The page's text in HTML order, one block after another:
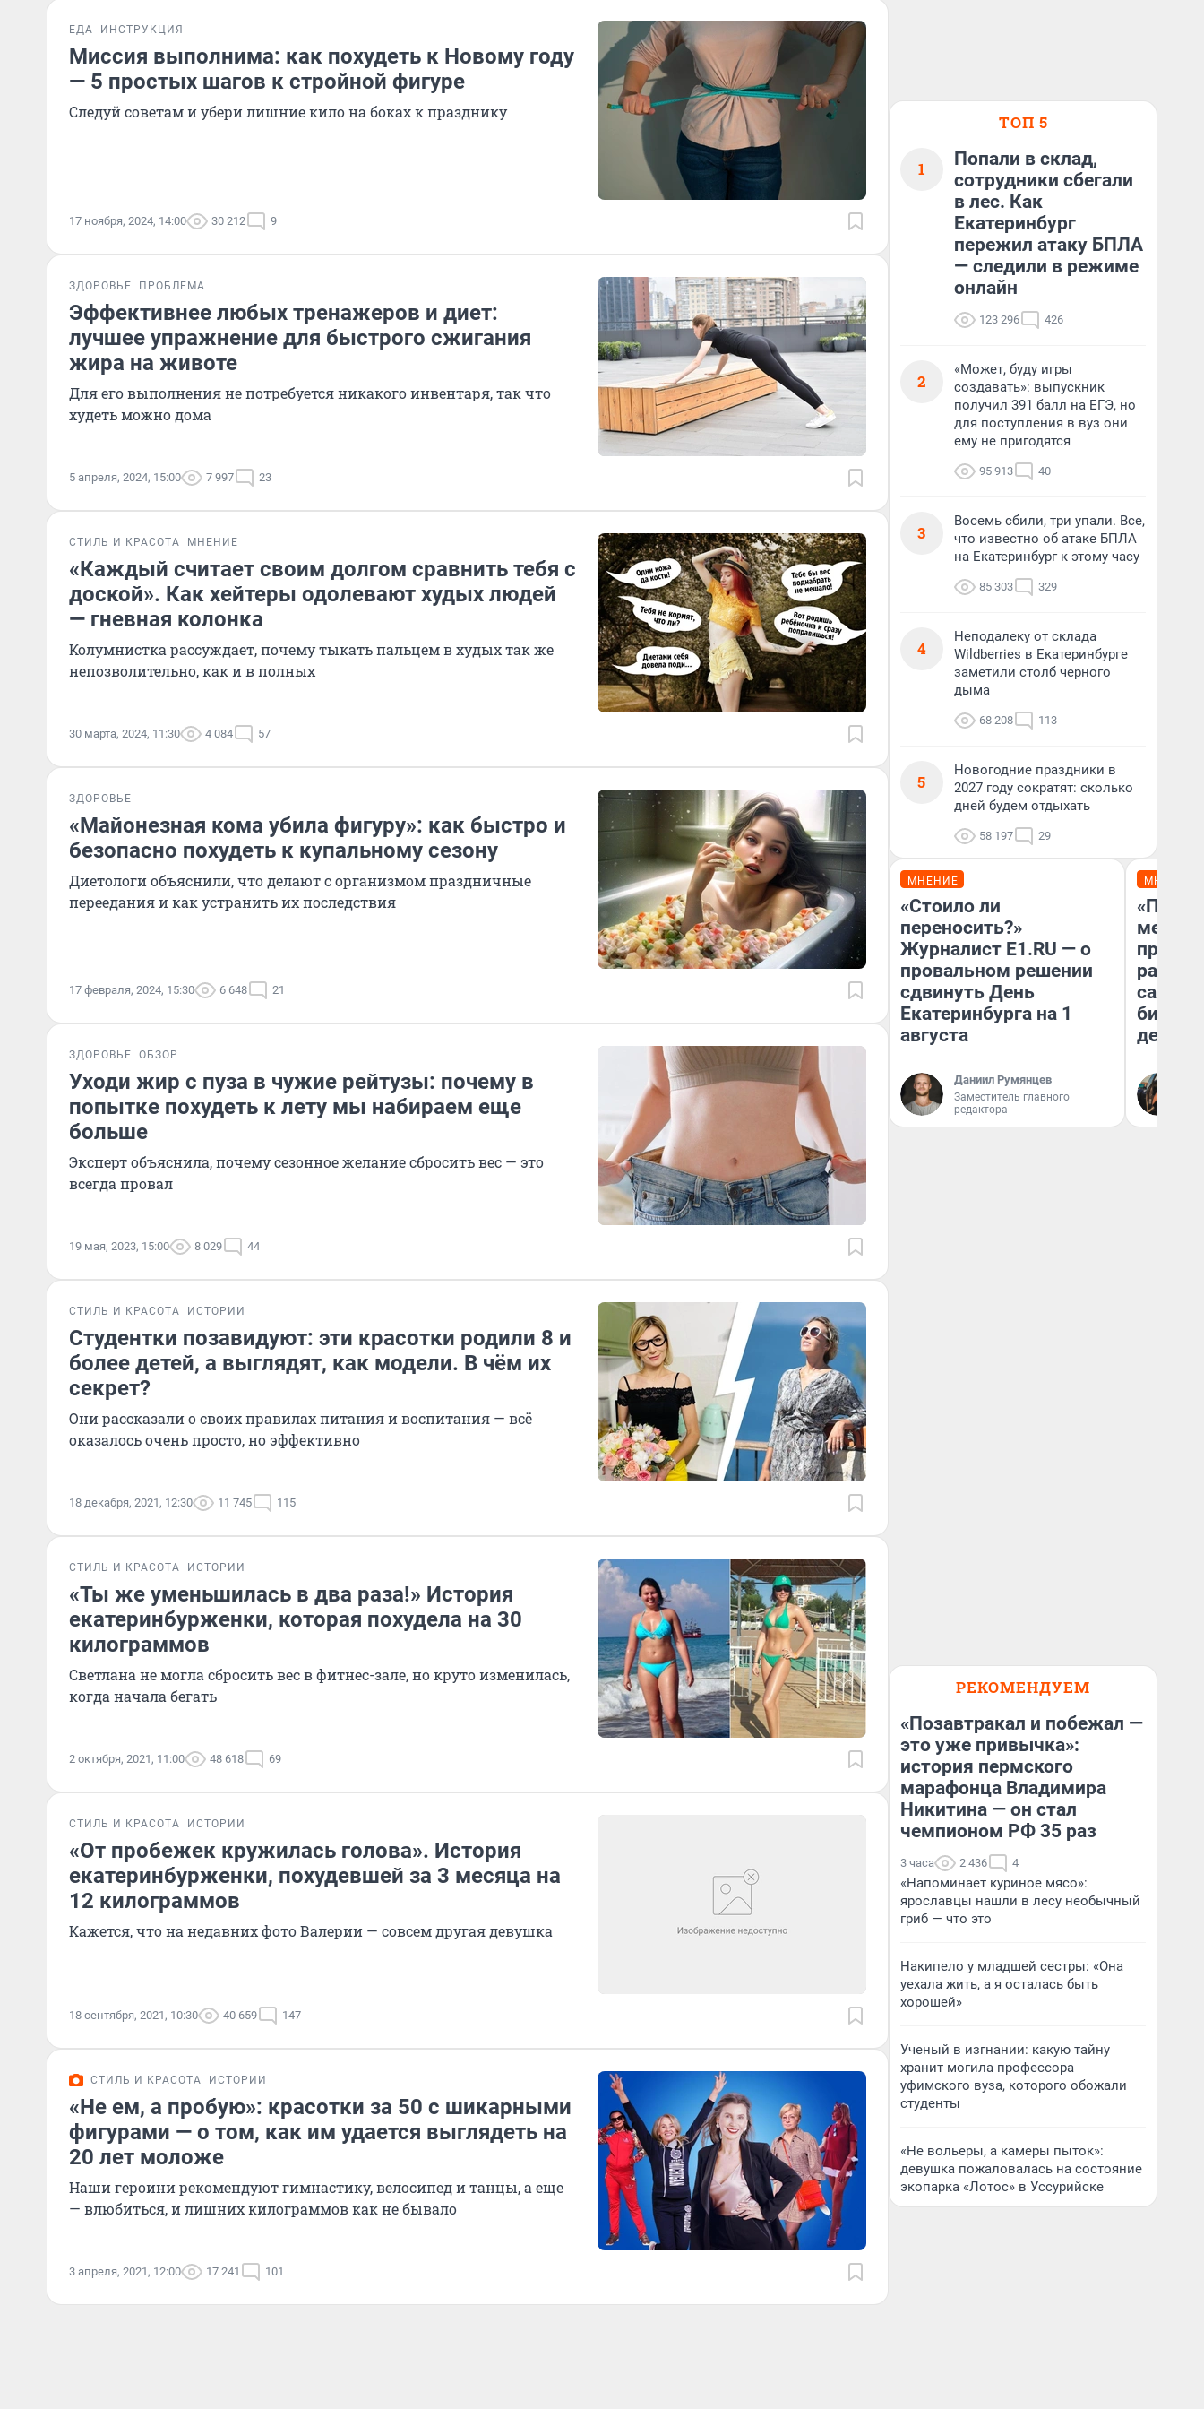
ЕДА ИНСТРУКЦИЯ
Миссия выполнима: как похудеть к Новому году
— 5 простых шагов к стройной фигуре
Следуй советам и убери лишние кило на боках к празднику
17 ноября, 2024, 14:00 30 212 9
ЗДОРОВЬЕ ПРОБЛЕМА
Эффективнее любых тренажеров и диет:
лучшее упражнение для быстрого сжигания
жира на животе
Для его выполнения не потребуется никакого инвентаря, так что
худеть можно дома
5 апреля, 2024, 15:00 7 997 23
СТИЛЬ И КРАСОТА МНЕНИЕ
«Каждый считает своим долгом сравнить тебя с
доской». Как хейтеры одолевают худых людей
— гневная колонка
Колумнистка рассуждает, почему тыкать пальцем в худых так же
непозволительно, как и в полных
30 марта, 2024, 11:30 4 084 57
ЗДОРОВЬЕ
«Майонезная кома убила фигуру»: как быстро и
безопасно похудеть к купальному сезону
Диетологи объяснили, что делают с организмом праздничные
переедания и как устранить их последствия
17 февраля, 2024, 15:30 6 648 21
ЗДОРОВЬЕ ОБЗОР
Уходи жир с пуза в чужие рейтузы: почему в
попытке похудеть к лету мы набираем еще
больше
Эксперт объяснила, почему сезонное желание сбросить вес — это
всегда провал
19 мая, 2023, 15:00 8 029 44
СТИЛЬ И КРАСОТА ИСТОРИИ
Студентки позавидуют: эти красотки родили 8 и
более детей, а выглядят, как модели. В чём их
секрет?
Они рассказали о своих правилах питания и воспитания — всё
оказалось очень просто, но эффективно
18 декабря, 2021, 12:30 11 745 115
СТИЛЬ И КРАСОТА ИСТОРИИ
«Ты же уменьшилась в два раза!» История
екатеринбурженки, которая похудела на 30
килограммов
Светлана не могла сбросить вес в фитнес-зале, но круто изменилась,
когда начала бегать
2 октября, 2021, 11:00 48 618 69
СТИЛЬ И КРАСОТА ИСТОРИИ
«От пробежек кружилась голова». История
екатеринбурженки, похудевшей за 3 месяца на
12 килограммов
Кажется, что на недавних фото Валерии — совсем другая девушка
18 сентября, 2021, 10:30 40 659 147
СТИЛЬ И КРАСОТА ИСТОРИИ
«Не ем, а пробую»: красотки за 50 с шикарными
фигурами — о том, как им удается выглядеть на
20 лет моложе
Наши героини рекомендуют гимнастику, велосипед и танцы, а еще
— влюбиться, и лишних килограммов как не бывало
3 апреля, 2021, 12:00 17 241 101
ТОП 5
1
Попали в склад,
сотрудники сбегали
в лес. Как
Екатеринбург
пережил атаку БПЛА
— следили в режиме
онлайн
123 296 426
2
«Может, буду игры
создавать»: выпускник
получил 391 балл на ЕГЭ, но
для поступления в вуз они
ему не пригодятся
95 913 40
3
Восемь сбили, три упали. Все,
что известно об атаке БПЛА
на Екатеринбург к этому часу
85 303 329
4
Неподалеку от склада
Wildberries в Екатеринбурге
заметили столб черного
дыма
68 208 113
5
Новогодние праздники в
2027 году сократят: сколько
дней будем отдыхать
58 197 29
МНЕНИЕ
«Стоило ли
переносить?»
Журналист E1.RU — о
провальном решении
сдвинуть День
Екатеринбурга на 1
августа
Даниил Румянцев
Заместитель главного
редактора
МНЕНИЕ
самом
РЕКОМЕНДУЕМ
«Позавтракал и побежал —
это уже привычка»:
история пермского
марафонца Владимира
Никитина — он стал
чемпионом РФ 35 раз
3 часа 2 436 4
«Напоминает куриное мясо»:
ярославцы нашли в лесу необычный
гриб — что это
Накипело у младшей сестры: «Она
уехала жить, а я осталась быть
хорошей»
Ученый в изгнании: какую тайну
хранит могила профессора
уфимского вуза, которого обожали
студенты
«Не вольеры, а камеры пыток»:
девушка пожаловалась на состояние
экопарка «Лотос» в Уссурийске